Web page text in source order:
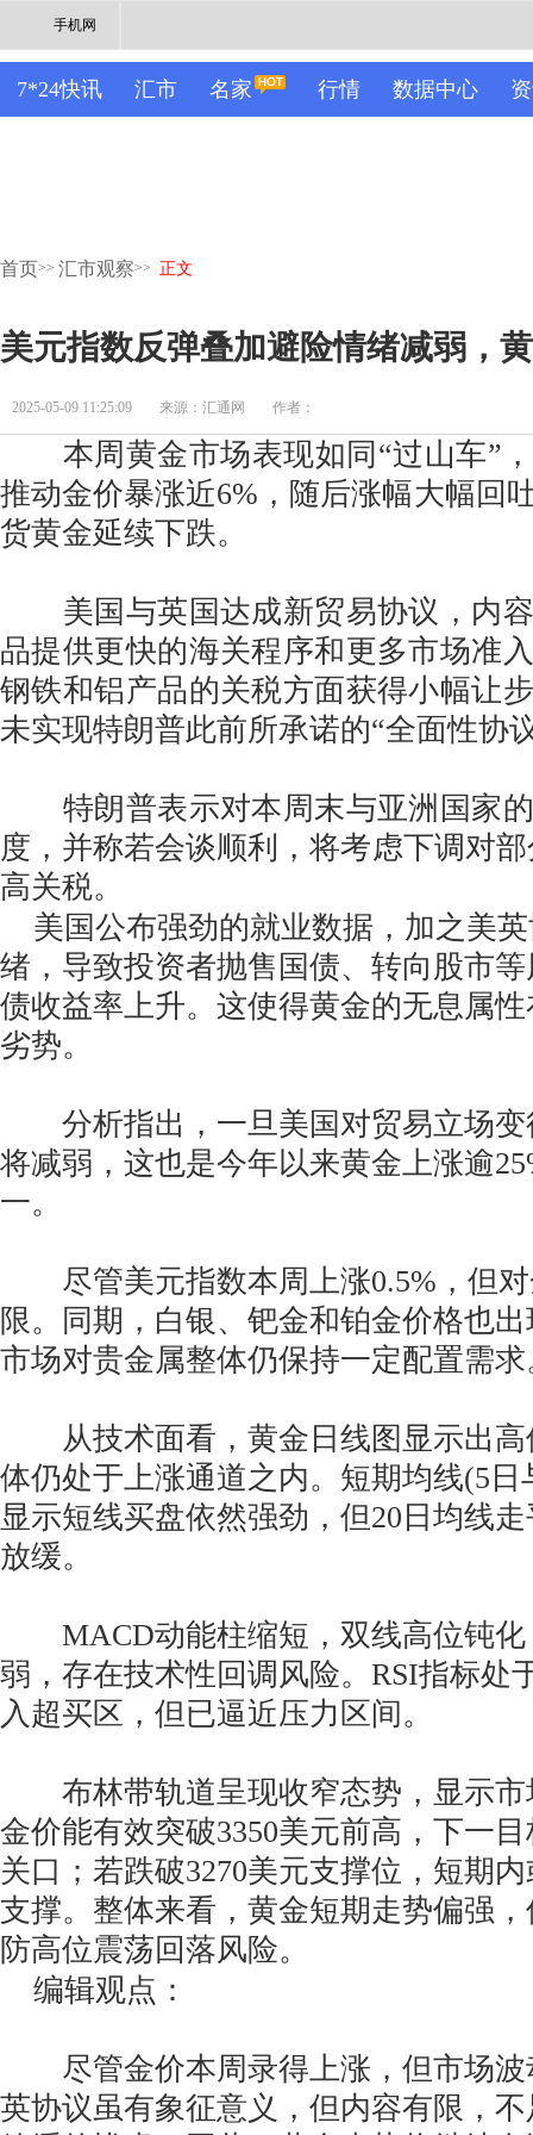
手机网
7*24快讯 汇市 名家 行情 数据中心
首页>> 汇市观察>> 正文
美元指数反弹叠加避险情绪减弱，
2025-05-09 11:25:09 来源：汇通网 作者：
本周黄金市场表现如同“过山车”，
推动金价暴涨近6%，随后涨幅大幅回
货黄金延续下跌。
美国与英国达成新贸易协议，内容
品提供更快的海关程序和更多市场准
钢铁和铝产品的关税方面获得小幅让
未实现特朗普此前所承诺的“全面性协
特朗普表示对本周末与亚洲国家的
度，并称若会谈顺利，将考虑下调对
高关税。
美国公布强劲的就业数据，加之美
绪，导致投资者抛售国债、转向股市
债收益率上升。这使得黄金的无息属
劣势。
分析指出，一旦美国对贸易立场变
将减弱，这也是今年以来黄金上涨逾
一。
尽管美元指数本周上涨0.5%，但对
限。同期，白银、钯金和铂金价格也
市场对贵金属整体仍保持一定配置需求
从技术面看，黄金日线图显示出高
体仍处于上涨通道之内。短期均线(5日
显示短线买盘依然强劲，但20日均线
放缓。
MACD动能柱缩短，双线高位钝化
弱，存在技术性回调风险。RSI指标处
入超买区，但已逼近压力区间。
布林带轨道呈现收窄态势，显示市
金价能有效突破3350美元前高，下一
关口；若跌破3270美元支撑位，短期
支撑。整体来看，黄金短期走势偏强
防高位震荡回落风险。
编辑观点：
尽管金价本周录得上涨，但市场波
英协议虽有象征意义，但内容有限，